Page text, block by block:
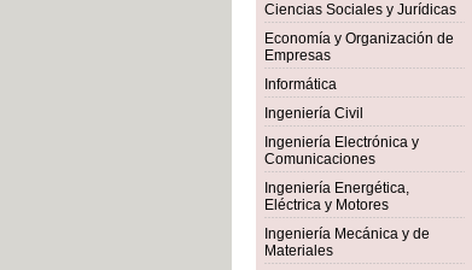
Ciencias Sociales y Jurídicas
Economía y Organización de
Empresas
Informática
Ingeniería Civil
Ingeniería Electrónica y
Comunicaciones
Ingeniería Energética,
Eléctrica y Motores
Ingeniería Mecánica y de
Materiales